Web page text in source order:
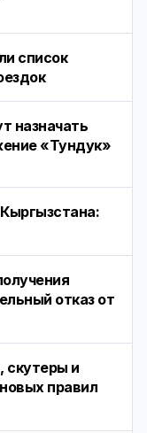
список
назначать
«Тундук»
отказ от
и
правил